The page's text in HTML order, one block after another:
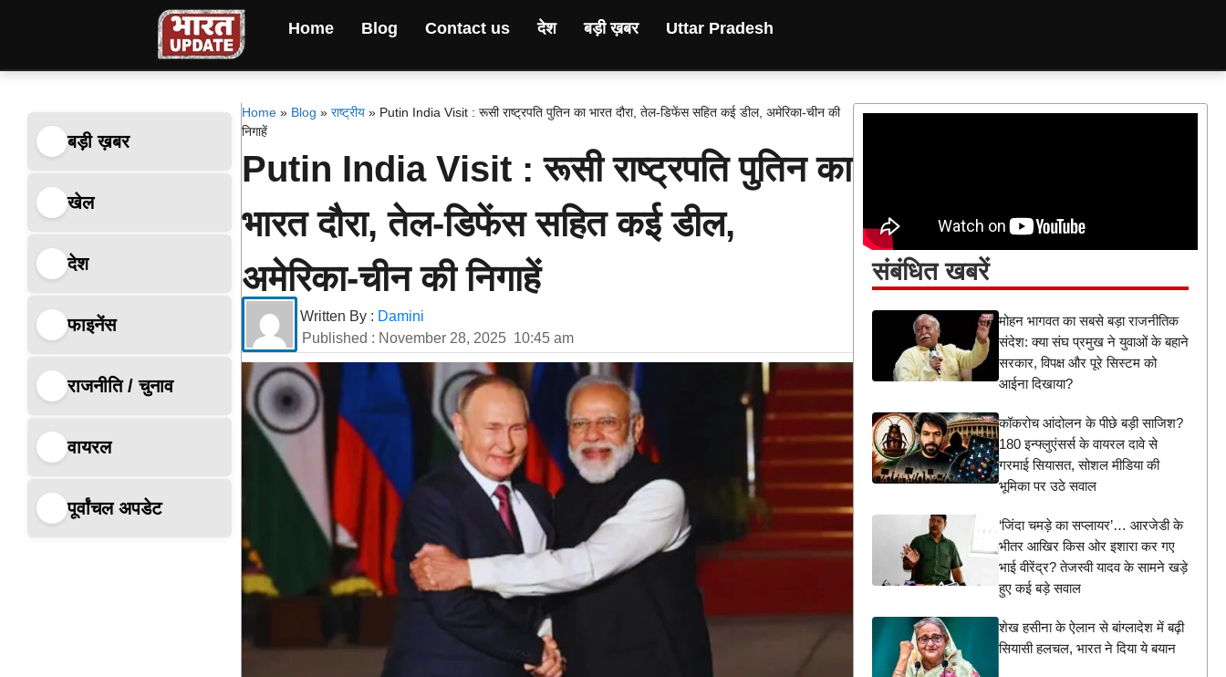
Home Blog Contact us देश बड़ी ख़बर Uttar Pradesh
बड़ी ख़बर
खेल
देश
फाइनेंस
राजनीति / चुनाव
वायरल
पूर्वांचल अपडेट
Home» Blog » राष्ट्रीय» Putin India Visit : रूसी राष्ट्रपति पुतिन का भारत दौरा, तेल-डिफेंस सहित कई डील, अमेरिका-चीन की
निगाहें
Putin India Visit : रूसी राष्ट्रपति पुतिन का
भारत दौरा, तेल-डिफेंस सहित कई डील,
अमेरिका-चीन की निगाहें
Written By : Damini
Published : November 28, 2025 10:45 am
संबंधित खबरें
मोहन भागवत का सबसे बड़ा राजनीतिक
संदेश: क्या संघ प्रमुख ने युवाओं के बहाने
सरकार, विपक्ष और पूरे सिस्टम को
आईना दिखाया?
कॉकरोच आंदोलन के पीछे बड़ी साजिश?
180 इन्फ्लुएंसर्स के वायरल दावे से
गरमाई सियासत, सोशल मीडिया की
भूमिका पर उठे सवाल
‘जिंदा चमड़े का सप्लायर’… आरजेडी के
भीतर आखिर किस ओर इशारा कर गए
भाई वीरेंद्र? तेजस्वी यादव के सामने खड़े
हुए कई बड़े सवाल
शेख हसीना के ऐलान से बांग्लादेश में बढ़ी
सियासी हलचल, भारत ने दिया ये बयान